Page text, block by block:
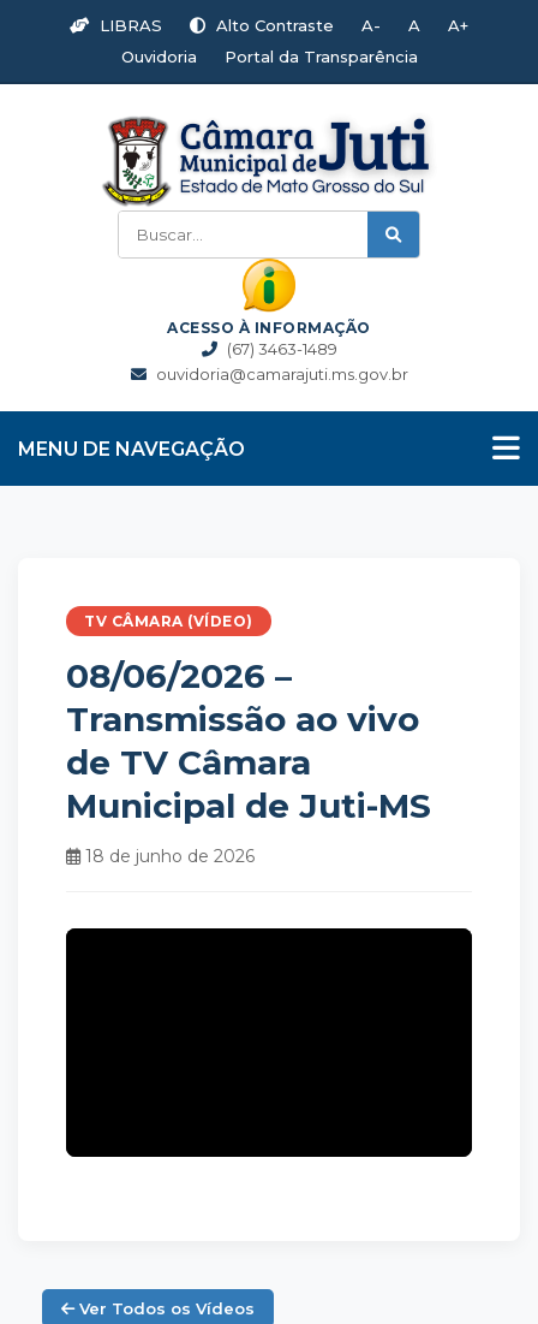
LIBRAS Alto Contraste A- A
A+
Ouvidoria
Portal da Transparência
ACESSO À INFORMAÇÃO
(67) 3463-1489
ouvidoria@camarajuti.ms.gov.br
MENU DE NAVEGAÇÃO
TV CÂMARA (VÍDEO)
08/06/2026 –
Transmissão ao vivo
de TV Câmara
Municipal de Juti-MS
18 de junho de 2026
Ver Todos os Vídeos